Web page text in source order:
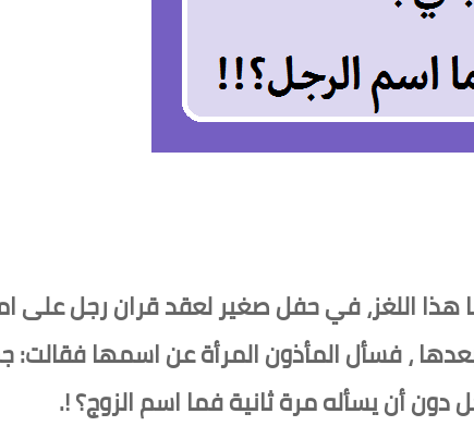
هذا اللغز، في حفل صغير لعقد قران رجل على
، فسأل المأذون المرأة عن اسمها
دون أن يسأله مرة ثانية فما اسم الزوج؟ !.